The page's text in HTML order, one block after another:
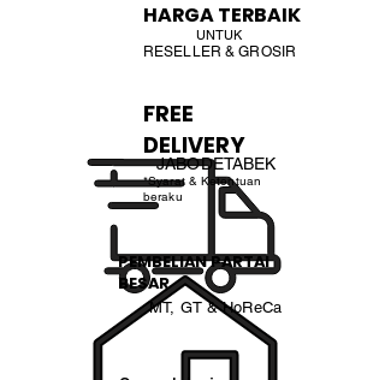
HARGA TERBAIK
UNTUK
RESELLER & GROSIR
JABODETABEK
FREE
DELIVERY
*Syarat & Ketentuan
beraku
PEMBELIAN PARTAI
BESAR
MT, GT & HoReCa